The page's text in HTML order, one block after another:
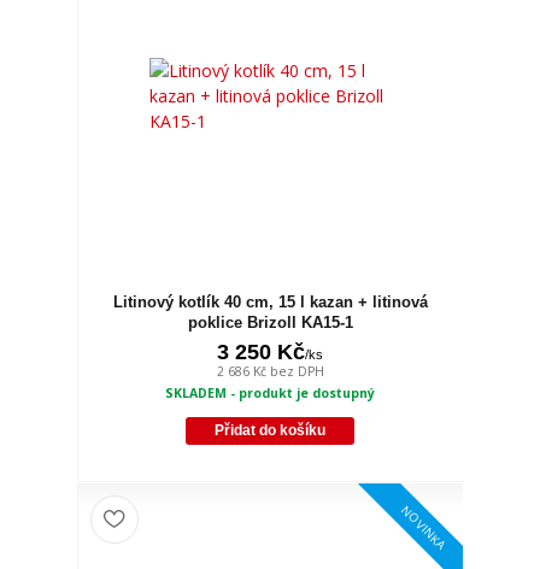
Litinový kotlík 40 cm, 15 l kazan + litinová
poklice Brizoll KA15-1
3 250 Kč/ks
2 686 Kč bez DPH
SKLADEM - produkt je dostupný
Přidat do košíku
NOVINKA